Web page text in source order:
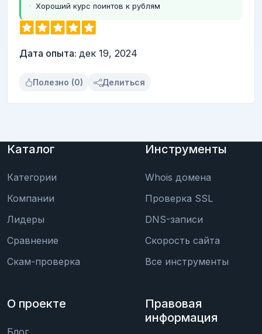
Хороший курс поинтов к рублям
Дата опыта: дек 19, 2024
Полезно (0) Делиться
Каталог
Категории
Компании
Лидеры
Сравнение
Скам-проверка
Инструменты
Whois домена
Проверка SSL
DNS-записи
Скорость сайта
Все инструменты
О проекте
Правовая
информация